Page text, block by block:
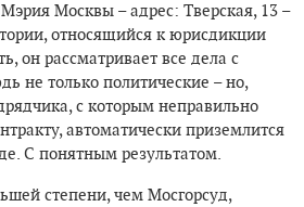
Москвы – адрес: Тверская, 13 –
относящийся к юрисдикции
он рассматривает все дела с
не только политические – но,
с которым неправильно
автоматически приземлится
C понятным результатом.
степени, чем Мосгорсуд,